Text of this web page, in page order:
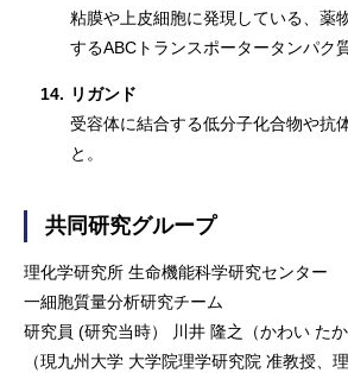
粘膜や上皮細胞に発現している、薬
するABCトランスポータータンパク
14. リガンド
受容体に結合する低分子化合物や抗
と。
共同研究グループ
理化学研究所 生命機能科学研究センター
一細胞質量分析研究チーム
研究員 (研究当時） 川井 隆之（かわい たか
（現九州大学 大学院理学研究院 准教授、